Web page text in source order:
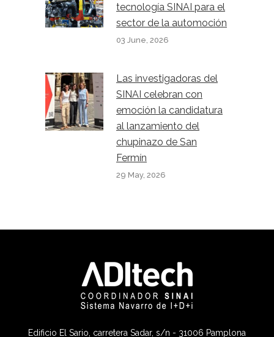
tecnología SINAI para el
sector de la automoción
03 June, 2026
Las investigadoras del
SINAI celebran con
emoción la candidatura
al lanzamiento del
chupinazo de San
Fermín
29 May, 2026
Edificio El Sario, carretera Sadar, s/n - 31006 Pamplona